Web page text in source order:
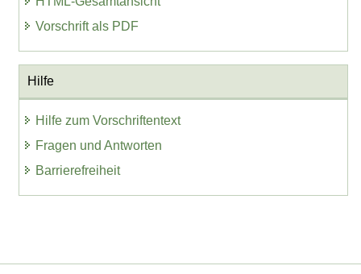
Vorschrift als PDF
Hilfe
Hilfe zum Vorschriftentext
Fragen und Antworten
Barrierefreiheit